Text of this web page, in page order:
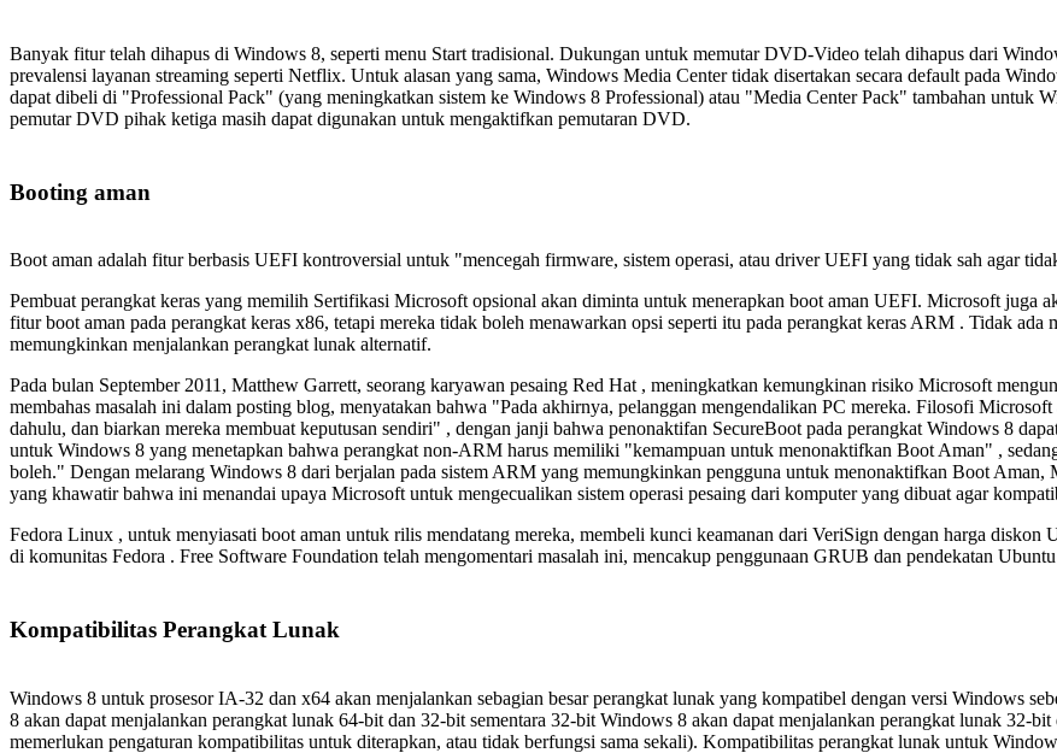
Banyak fitur telah dihapus di Windows 8, seperti menu Start tradisional. Dukungan untuk memutar DVD-Video telah dihapus dari
prevalensi layanan streaming seperti Netflix. Untuk alasan yang sama, Windows Media Center tidak disertakan secara default pada
dapat dibeli di "Professional Pack" (yang meningkatkan sistem ke Windows 8 Professional) atau "Media Center Pack" tambahan untuk
pemutar DVD pihak ketiga masih dapat digunakan untuk mengaktifkan pemutaran DVD.
Booting aman
Boot aman adalah fitur berbasis UEFI kontroversial untuk "mencegah firmware, sistem operasi, atau driver UEFI yang tidak sah agar
Pembuat perangkat keras yang memilih Sertifikasi Microsoft opsional akan diminta untuk menerapkan boot aman UEFI. Microsoft juga
fitur boot aman pada perangkat keras x86, tetapi mereka tidak boleh menawarkan opsi seperti itu pada perangkat keras ARM . Tidak
memungkinkan menjalankan perangkat lunak alternatif.
Pada bulan September 2011, Matthew Garrett, seorang karyawan pesaing Red Hat , meningkatkan kemungkinan risiko Microsoft
membahas masalah ini dalam posting blog, menyatakan bahwa "Pada akhirnya, pelanggan mengendalikan PC mereka. Filosofi
dahulu, dan biarkan mereka membuat keputusan sendiri" , dengan janji bahwa penonaktifan SecureBoot pada perangkat Windows 8
untuk Windows 8 yang menetapkan bahwa perangkat non-ARM harus memiliki "kemampuan untuk menonaktifkan Boot Aman" ,
boleh." Dengan melarang Windows 8 dari berjalan pada sistem ARM yang memungkinkan pengguna untuk menonaktifkan Boot
yang khawatir bahwa ini menandai upaya Microsoft untuk mengecualikan sistem operasi pesaing dari komputer yang dibuat agar
Fedora Linux , untuk menyiasati boot aman untuk rilis mendatang mereka, membeli kunci keamanan dari VeriSign dengan harga
di komunitas Fedora . Free Software Foundation telah mengomentari masalah ini, mencakup penggunaan GRUB dan pendekatan
Kompatibilitas Perangkat Lunak
Windows 8 untuk prosesor IA-32 dan x64 akan menjalankan sebagian besar perangkat lunak yang kompatibel dengan versi Windows
8 akan dapat menjalankan perangkat lunak 64-bit dan 32-bit sementara 32-bit Windows 8 akan dapat menjalankan perangkat lunak 32-
memerlukan pengaturan kompatibilitas untuk diterapkan, atau tidak berfungsi sama sekali). Kompatibilitas perangkat lunak untuk